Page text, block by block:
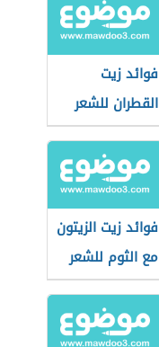
فوائد زيت
القطران للشعر
فوائد زيت الزيتون
مع الثوم للشعر